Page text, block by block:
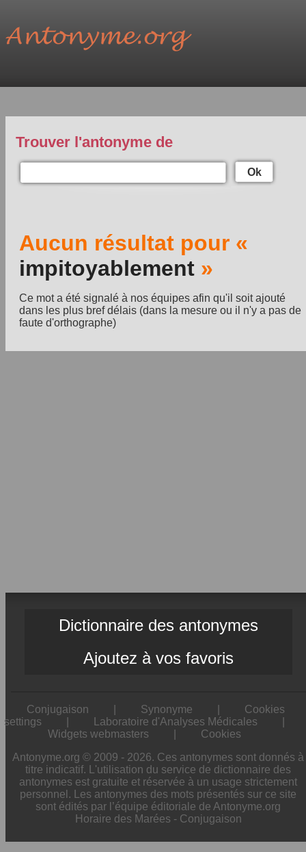
Trouver l'antonyme de
Ok
Aucun résultat pour «
impitoyablement »
Ce mot a été signalé à nos équipes afin qu'il soit ajouté
dans les plus bref délais (dans la mesure ou il n'y a pas de
faute d'orthographe)
Dictionnaire des antonymes
Ajoutez à vos favoris
Conjugaison Synonyme
Cookies
settings
Laboratoire d'Analyses Médicales
Widgets webmasters
Cookies
Antonyme.org © 2009 - 2026. Ces antonymes sont donnés à
titre indicatif. L'utilisation du service de dictionnaire des
antonymes est gratuite et réservée à un usage strictement
personnel. Les antonymes des mots présentés sur ce site
sont édités par l’équipe éditoriale de Antonyme.org
Horaire des Marées - Conjugaison